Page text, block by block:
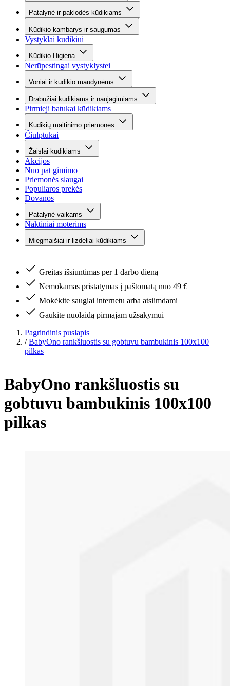
Patalynė ir paklodės kūdikiams
Kūdikio kambarys ir saugumas
Vystyklai kūdikiui
Kūdikio Higiena
Nerūpestingai vystyklystei
Voniai ir kūdikio maudynėms
Drabužiai kūdikiams ir naujagimiams
Pirmieji batukai kūdikiams
Kūdikių maitinimo priemonės
Čiulptukai
Žaislai kūdikiams
Akcijos
Nuo pat gimimo
Priemonės slaugai
Populiaros prekės
Dovanos
Patalynė vaikams
Naktiniai moterims
Miegmaišiai ir lizdeliai kūdikiams
Greitas išsiuntimas per 1 darbo dieną
Nemokamas pristatymas į paštomatą nuo 49 €
Mokėkite saugiai internetu arba atsiimdami
Gaukite nuolaidą pirmajam užsakymui
Pagrindinis puslapis
/ BabyOno rankšluostis su gobtuvu bambukinis 100x100
pilkas
BabyOno rankšluostis su
gobtuvu bambukinis 100x100
pilkas